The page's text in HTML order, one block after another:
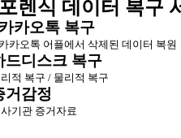
렌식 데이터 복구
카오톡 복구
카오톡 어플에서 삭제된 데이터 복원
드디스크 복구
적 복구 / 물리적 복구
거감정
기관 증거자료